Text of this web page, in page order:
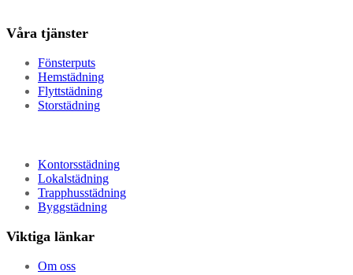
Våra tjänster
Fönsterputs
Hemstädning
Flyttstädning
Storstädning
Kontorsstädning
Lokalstädning
Trapphusstädning
Byggstädning
Viktiga länkar
Om oss